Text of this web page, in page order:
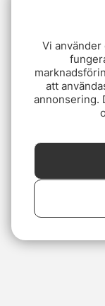
Vi
att
annonsering.